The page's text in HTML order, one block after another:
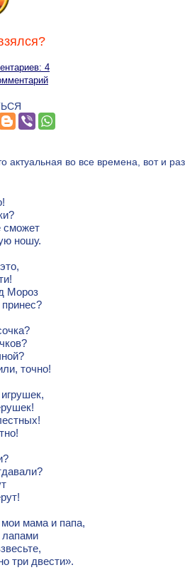
4
во все времена, вот и
сможет
ношу.
Мороз
точно!
мама и папа,
лапами
три двести».